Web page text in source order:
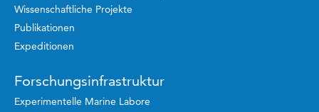
Wissenschaftliche Projekte
Publikationen
Expeditionen
Forschungsinfrastruktur
Experimentelle Marine Labore